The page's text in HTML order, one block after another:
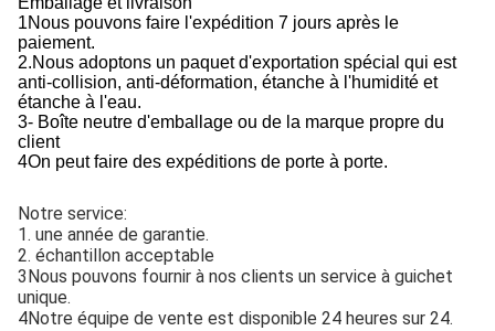
1Nous pouvons faire l'expédition 7 jours après le
paiement.
2.Nous adoptons un paquet d'exportation spécial qui est
anti-collision, anti-déformation, étanche à l'humidité et
étanche à l'eau.
3- Boîte neutre d'emballage ou de la marque propre du
client
4On peut faire des expéditions de porte à porte.
Notre service:
1. une année de garantie.
2. échantillon acceptable
3Nous pouvons fournir à nos clients un service à guichet
unique.
4Notre équipe de vente est disponible 24 heures sur 24.